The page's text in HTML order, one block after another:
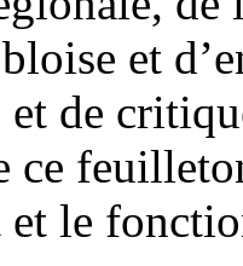
et
et de
ce
le